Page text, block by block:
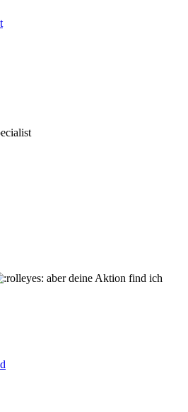
aber deine Aktion find ich